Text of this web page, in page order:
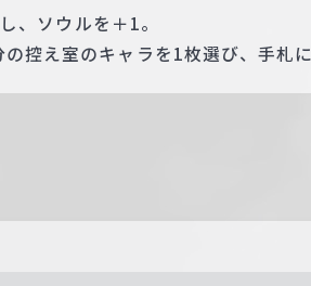
、ソウルを＋1。
控え室のキャラを1枚選び、手札に